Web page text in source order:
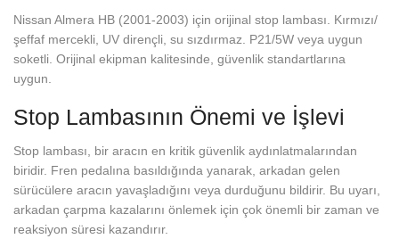
Nissan Almera HB (2001-2003) için orijinal stop lambası. Kırmızı/
şeffaf mercekli, UV dirençli, su sızdırmaz. P21/5W veya uygun
soketli. Orijinal ekipman kalitesinde, güvenlik standartlarına
uygun.
Stop Lambasının Önemi ve İşlevi
Stop lambası, bir aracın en kritik güvenlik aydınlatmalarından
biridir. Fren pedalına basıldığında yanarak, arkadan gelen
sürücülere aracın yavaşladığını veya durduğunu bildirir. Bu uyarı,
arkadan çarpma kazalarını önlemek için çok önemli bir zaman ve
reaksiyon süresi kazandırır.